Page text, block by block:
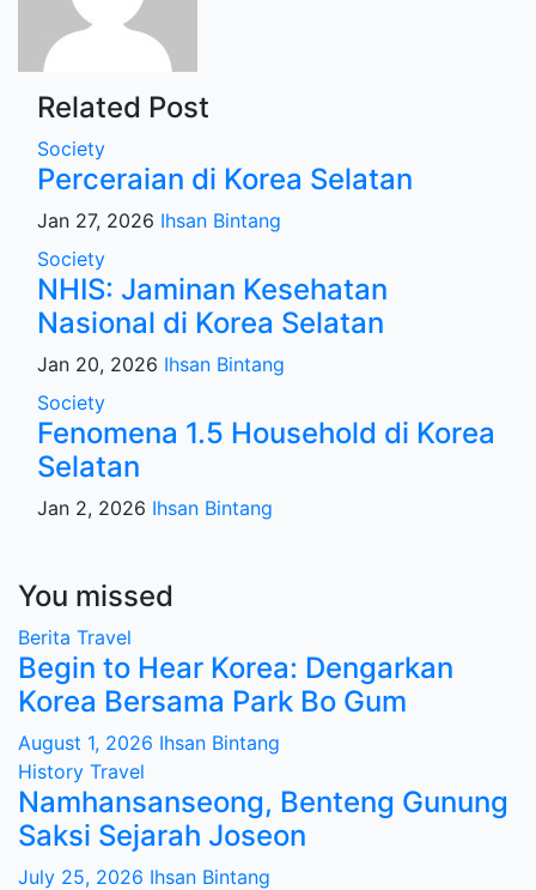
Related Post
Society
Perceraian di Korea Selatan
Jan 27, 2026 Ihsan Bintang
Society
NHIS: Jaminan Kesehatan
Nasional di Korea Selatan
Jan 20, 2026 Ihsan Bintang
Society
Fenomena 1.5 Household di Korea
Selatan
Jan 2, 2026 Ihsan Bintang
You missed
Berita Travel
Begin to Hear Korea: Dengarkan
Korea Bersama Park Bo Gum
August 1, 2026 Ihsan Bintang
History Travel
Namhansanseong, Benteng Gunung
Saksi Sejarah Joseon
July 25, 2026 Ihsan Bintang